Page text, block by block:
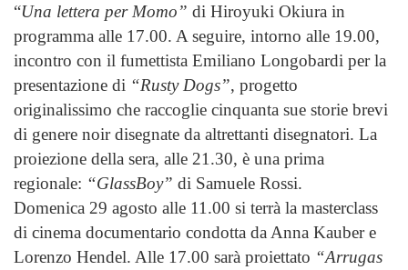
“Una lettera per Momo” di Hiroyuki Okiura in
programma alle 17.00. A seguire, intorno alle 19.00,
incontro con il fumettista Emiliano Longobardi per la
presentazione di “Rusty Dogs”, progetto
originalissimo che raccoglie cinquanta sue storie brevi
di genere noir disegnate da altrettanti disegnatori. La
proiezione della sera, alle 21.30, è una prima
regionale: “GlassBoy” di Samuele Rossi.
Domenica 29 agosto alle 11.00 si terrà la masterclass
di cinema documentario condotta da Anna Kauber e
Lorenzo Hendel. Alle 17.00 sarà proiettato “Arrugas